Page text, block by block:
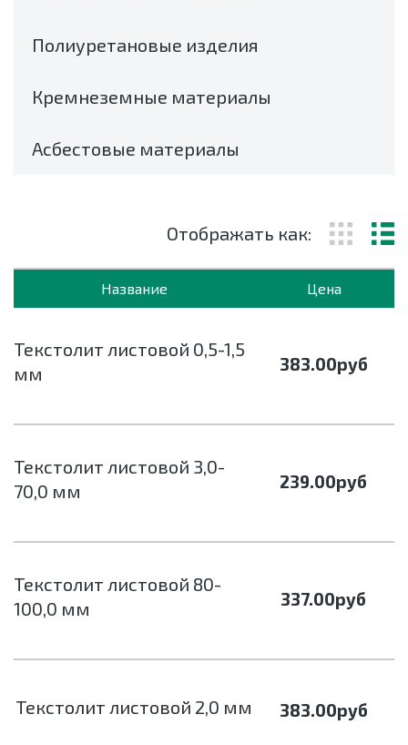
Отображать как:
Название Цена
Текстолит листовой 0,5-1,5
мм
383.00руб
Текстолит листовой 3,0-
70,0 мм
239.00руб
Текстолит листовой 80-
100,0 мм
337.00руб
Текстолит листовой 2,0 мм 383.00руб
Полиуретановые изделия
Кремнеземные материалы
Асбестовые материалы